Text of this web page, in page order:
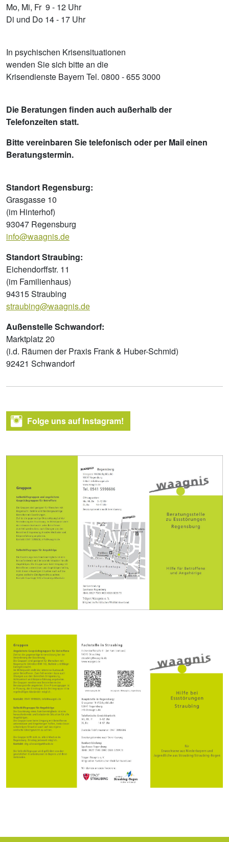
Mo, Mi, Fr 9 - 12 Uhr
Di und Do 14 - 17 Uhr
In psychischen Krisensituationen
wenden Sie sich bitte an die
Krisendienste Bayern Tel. 0800 - 655 3000
Die Beratungen finden auch außerhalb der
Telefonzeiten statt.
Bitte vereinbaren Sie telefonisch oder per Mail einen
Beratungstermin.
Standort Regensburg:
Grasgasse 10
(im Hinterhof)
93047 Regensburg
info@waagnis.de
Standort Straubing:
Eichendorffstr. 11
(im Familienhaus)
94315 Straubing
straubing@waagnis.de
Außenstelle Schwandorf:
Marktplatz 20
(i.d. Räumen der Praxis Frank & Huber-Schmid)
92421 Schwandorf
Folge uns auf Instagram!